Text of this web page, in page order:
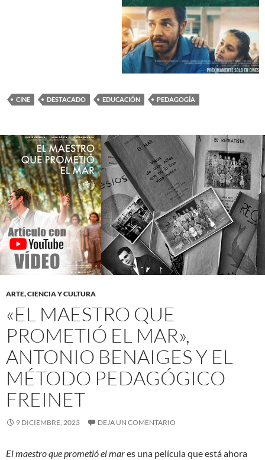
CINE DESTACADO EDUCACIÓN PEDAGOGÍA
ARTE, CIENCIA Y CULTURA
«EL MAESTRO QUE
PROMETIÓ EL MAR»,
ANTONIO BENAIGES Y EL
MÉTODO PEDAGÓGICO
FREINET
9 DICIEMBRE, 2023 DEJA UN COMENTARIO
El maestro que prometió el mares una película que está ahora